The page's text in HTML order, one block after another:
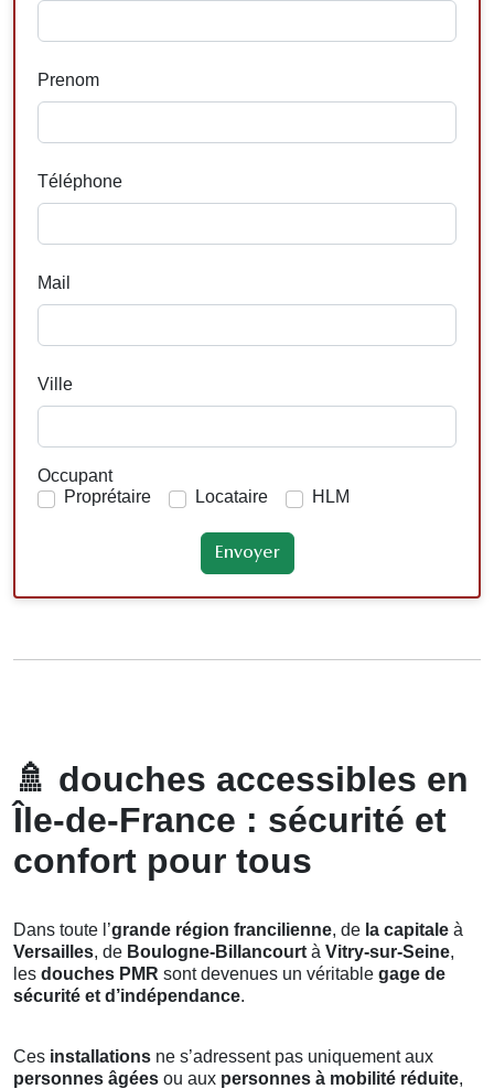
Prenom
Téléphone
Mail
Ville
Occupant
Proprétaire
Locataire HLM
🚿 douches accessibles en
Île-de-France : sécurité et
confort pour tous
Dans toute l’grande région francilienne, de la capitale à
Versailles, de Boulogne-Billancourt à Vitry-sur-Seine,
les douches PMR sont devenues un véritable gage de
sécurité et d’indépendance.
Ces installations ne s’adressent pas uniquement aux
personnes âgées ou aux personnes à mobilité réduite,